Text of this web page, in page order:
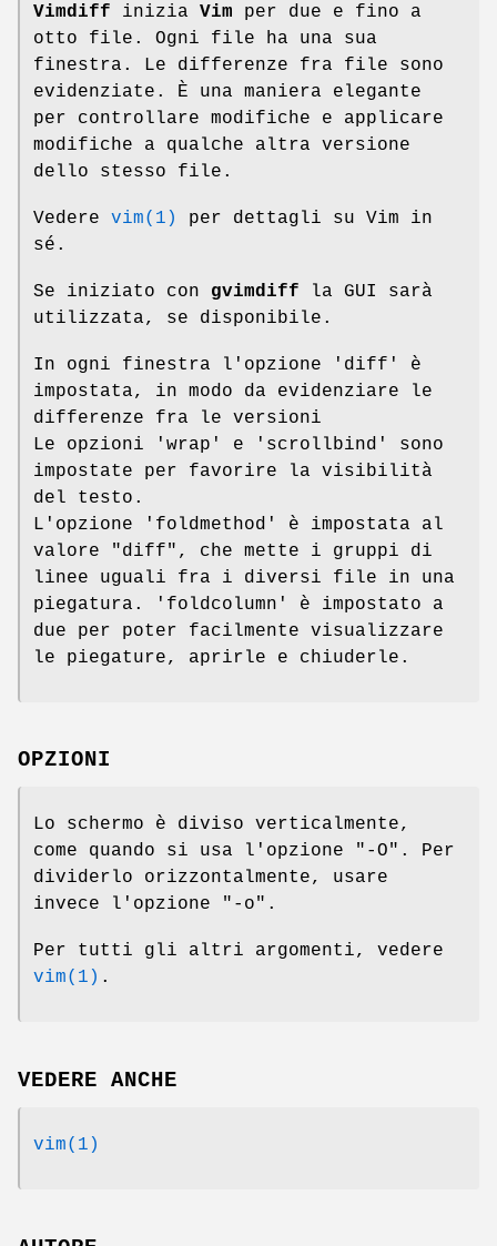
Vimdiff inizia Vim per due e fino a
otto file. Ogni file ha una sua
finestra. Le differenze fra file sono
evidenziate. È una maniera elegante
per controllare modifiche e applicare
modifiche a qualche altra versione
dello stesso file.
Vedere vim(1)
per dettagli su Vim in
sé.
Se iniziato con gvimdiff la GUI sarà
utilizzata, se disponibile.
In ogni finestra l'opzione 'diff' è
impostata, in modo da evidenziare le
differenze fra le versioni
Le opzioni 'wrap' e 'scrollbind' sono
impostate per favorire la visibilità
del testo.
L'opzione 'foldmethod' è impostata al
valore "diff", che mette i gruppi di
linee uguali fra i diversi file in una
piegatura. 'foldcolumn' è impostato a
due per poter facilmente visualizzare
le piegature, aprirle e chiuderle.
OPZIONI
Lo schermo è diviso verticalmente,
come quando si usa l'opzione "-O". Per
dividerlo orizzontalmente, usare
invece l'opzione "-o".
Per tutti gli altri argomenti, vedere
vim(1) .
VEDERE ANCHE
vim(1)